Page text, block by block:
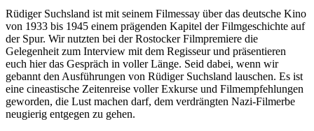
Rüdiger Suchsland ist mit seinem Filmessay über das deutsche Kino
von 1933 bis 1945 einem prägenden Kapitel der Filmgeschichte auf
der Spur. Wir nutzten bei der Rostocker Filmpremiere die
Gelegenheit zum Interview mit dem Regisseur und präsentieren
euch hier das Gespräch in voller Länge. Seid dabei, wenn wir
gebannt den Ausführungen von Rüdiger Suchsland lauschen. Es ist
eine cineastische Zeitenreise voller Exkurse und Filmempfehlungen
geworden, die Lust machen darf, dem verdrängten Nazi-Filmerbe
neugierig entgegen zu gehen.